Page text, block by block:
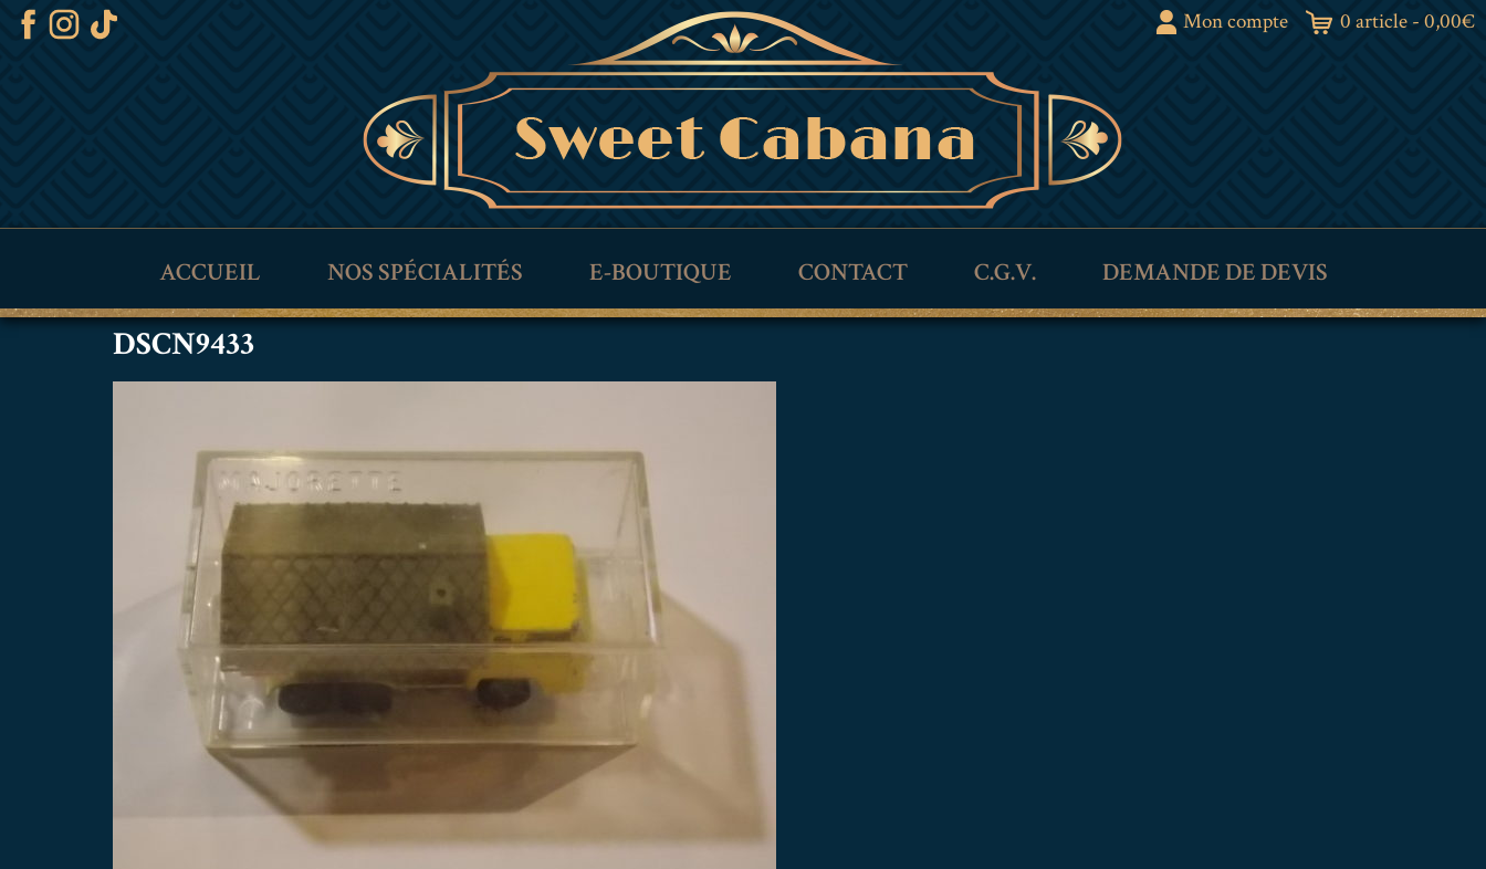
Mon compte 0 article - 0,00€
ACCUEIL NOS SPÉCIALITÉS E-BOUTIQUE CONTACT C.G.V. DEMANDE DE DEVIS
DSCN9433